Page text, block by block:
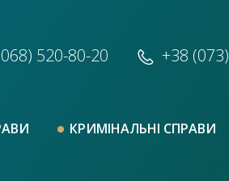
520-80-20 +38 (073)
КРИМІНАЛЬНІ СПРАВИ